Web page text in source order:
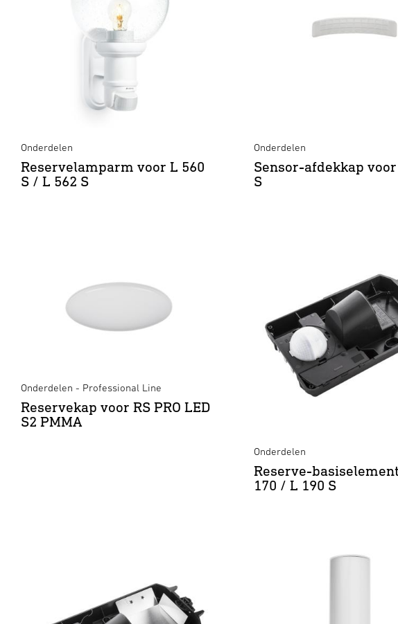
Onderdelen
Reservelamparm voor L 560
S / L 562 S
Onderdelen
Sensor-afdekkap voor
S
Onderdelen - Professional Line
Reservekap voor RS PRO LED
S2 PMMA
Onderdelen
Reserve-
170 / L 190 S